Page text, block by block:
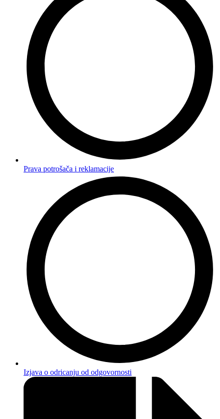
Prava potrošača i reklamacije
Izjava o odricanju od odgovornosti